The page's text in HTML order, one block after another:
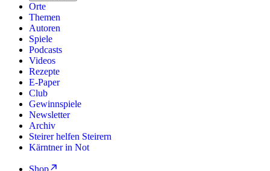
Orte
Themen
Autoren
Spiele
Podcasts
Videos
Rezepte
E-Paper
Club
Gewinnspiele
Newsletter
Archiv
Steirer helfen Steirern
Kärntner in Not
Shop